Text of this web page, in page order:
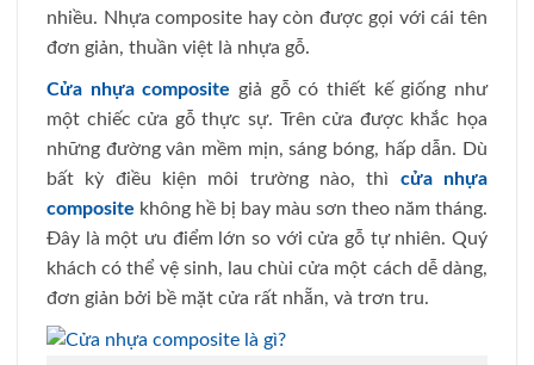
nhiều. Nhựa composite hay còn được gọi với cái tên
đơn giản, thuần việt là nhựa gỗ.
Cửa nhựa composite giả gỗ có thiết kế giống như
một chiếc cửa gỗ thực sự. Trên cửa được khắc họa
những đường vân mềm mịn, sáng bóng, hấp dẫn. Dù
bất kỳ điều kiện môi trường nào, thì cửa nhựa
composite không hề bị bay màu sơn theo năm tháng.
Đây là một ưu điểm lớn so với cửa gỗ tự nhiên. Quý
khách có thể vệ sinh, lau chùi cửa một cách dễ dàng,
đơn giản bởi bề mặt cửa rất nhẵn, và trơn tru.